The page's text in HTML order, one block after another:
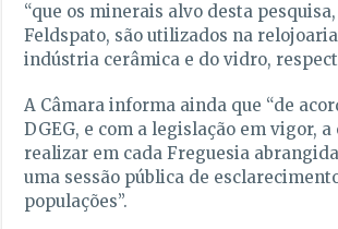
“que os minerais alvo desta
Feldspato, são utilizados na
indústria cerâmica e do vidro,
A Câmara informa ainda que “de
DGEG, e com a legislação em vigor,
realizar em cada Freguesia
uma sessão pública de
populações”.